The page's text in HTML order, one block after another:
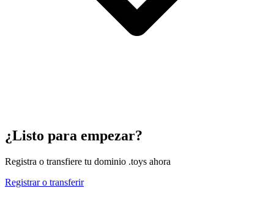
¿Listo para empezar?
Registra o transfiere tu dominio .toys ahora
Registrar o transferir